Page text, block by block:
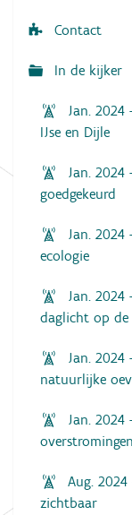
Contact
In de kijker
Jan.
IJse en Dijle
Jan.
goedgekeurd
Jan.
ecologie
Jan.
daglicht op de
Jan.
natuurlijke
Jan. 2024
Aug.
zichtbaar